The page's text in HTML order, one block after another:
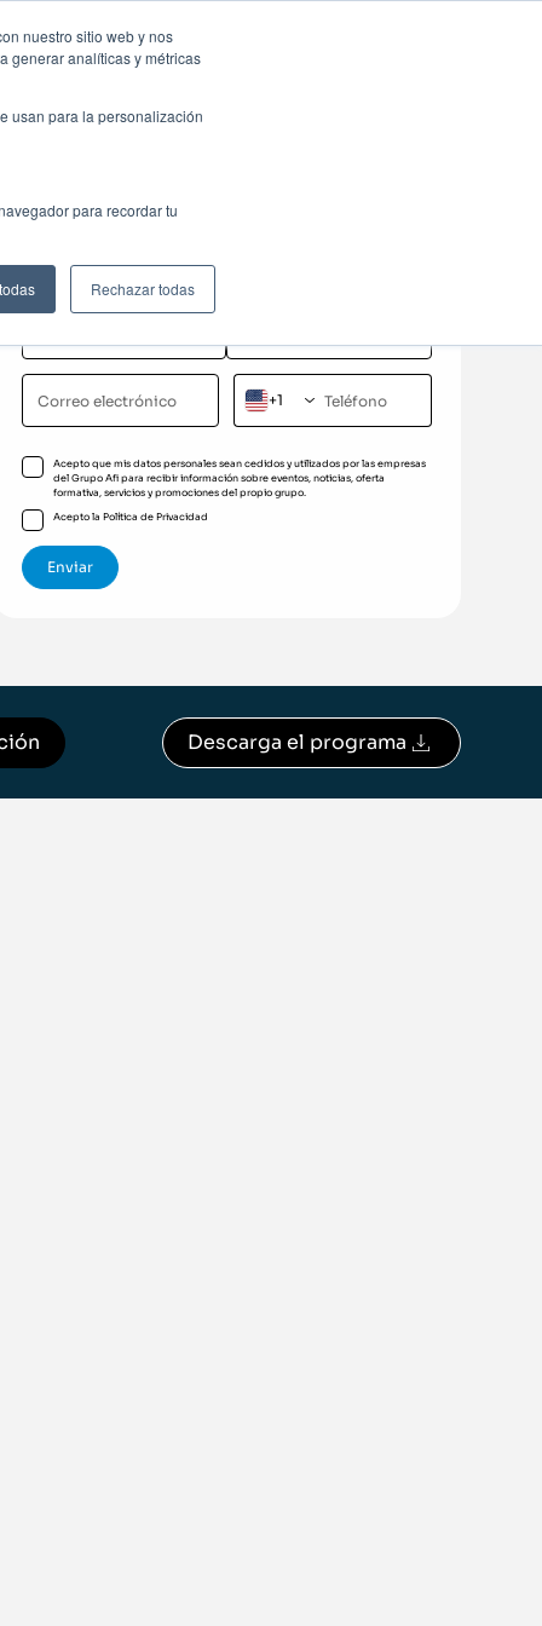
nuestro sitio web y nos
generar analíticas y métricas
usan para la personalización
para recordar tu
Rechazar todas
Solicita información
sobre este programa formativo
+1
Acepto que mis datos personales sean cedidos y utilizados por las empresas
del Grupo Afi para recibir información sobre eventos, noticias, oferta
formativa, servicios y promociones del propio grupo.
Acepto la Política de Privacidad
Descarga el programa